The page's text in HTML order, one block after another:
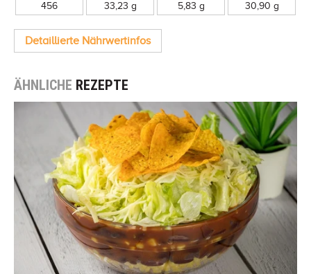
456 33,23 g 5,83 g 30,90 g
Detaillierte Nährwertinfos
ÄHNLICHE REZEPTE